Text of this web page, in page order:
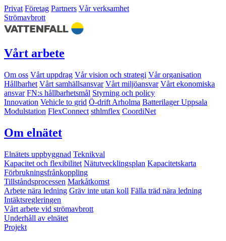
Privat Företag Partners Vår verksamhet
Strömavbrott
Vårt arbete
Om oss Vårt uppdrag Vår vision och strategi Vår organisation
Hållbarhet Vårt samhällsansvar Vårt miljöansvar Vårt ekonomiska
ansvar FN:s hållbarhetsmål Styrning och policy
Innovation Vehicle to grid Ö-drift Arholma Batterilager Uppsala
Modulstation FlexConnect sthlmflex CoordiNet
Om elnätet
Elnätets uppbyggnad Teknikval
Kapacitet och flexibilitet Nätutvecklingsplan Kapacitetskarta
Förbrukningsfrånkoppling
Tillståndsprocessen Markåtkomst
Arbete nära ledning Gräv inte utan koll Fälla träd nära ledning
Intäktsregleringen
Vårt arbete vid strömavbrott
Underhåll av elnätet
Projekt